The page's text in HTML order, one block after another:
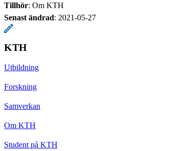
Tillhör: Om KTH
Senast ändrad: 2021-05-27
KTH
Utbildning
Forskning
Samverkan
Om KTH
Student på KTH